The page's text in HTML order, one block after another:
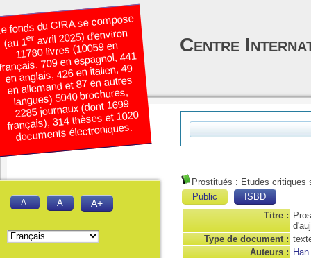
Prostitués : Etudes critiques
Public
ISBD
Titre :
Type de document :
Auteurs :
fonds du CIRA se compose
(au 1eravril 2025) d’environ
11780 livres (10059 en
709 en espagnol, 441
en anglais, 426 en italien, 49
en allemand et 87 en autres
langues) 5040 brochures,
2285 journaux (dont 1699
français), 314 thèses et 1020
documents électroniques.
Centre
A- A A+